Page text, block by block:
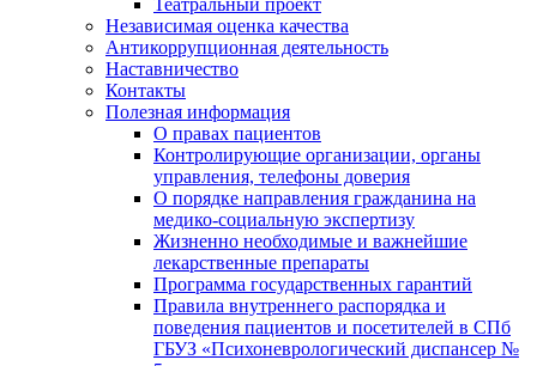
Театральный проект
Независимая оценка качества
Антикоррупционная деятельность
Наставничество
Контакты
Полезная информация
О правах пациентов
Контролирующие организации, органы
управления, телефоны доверия
О порядке направления гражданина на
медико-социальную экспертизу
Жизненно необходимые и важнейшие
лекарственные препараты
Программа государственных гарантий
Правила внутреннего распорядка и
поведения пациентов и посетителей в СПб
ГБУЗ «Психоневрологический диспансер №